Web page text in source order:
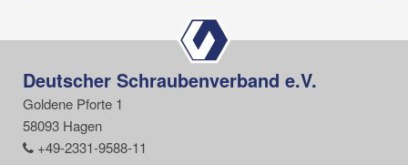
Deutscher Schraubenverband e.V.
Goldene Pforte 1
58093 Hagen
+49-2331-9588-11